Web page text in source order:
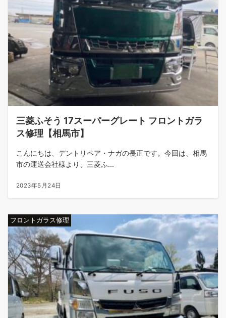
三菱ふそう 17スーパーグレート フロントガラ
ス修理【相馬市】
こんにちは、デントリペア・ナガの長正です。今回は、相馬
市の運送会社様より、三菱ふ...
2023年5月24日
フロントガラス修理